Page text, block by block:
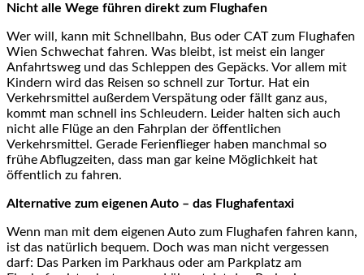
Nicht alle Wege führen direkt zum Flughafen
Wer will, kann mit Schnellbahn, Bus oder CAT zum Flughafen
Wien Schwechat fahren. Was bleibt, ist meist ein langer
Anfahrtsweg und das Schleppen des Gepäcks. Vor allem mit
Kindern wird das Reisen so schnell zur Tortur. Hat ein
Verkehrsmittel außerdem Verspätung oder fällt ganz aus,
kommt man schnell ins Schleudern. Leider halten sich auch
nicht alle Flüge an den Fahrplan der öffentlichen
Verkehrsmittel. Gerade Ferienflieger haben manchmal so
frühe Abflugzeiten, dass man gar keine Möglichkeit hat
öffentlich zu fahren.
Alternative zum eigenen Auto – das Flughafentaxi
Wenn man mit dem eigenen Auto zum Flughafen fahren kann,
ist das natürlich bequem. Doch was man nicht vergessen
darf: Das Parken im Parkhaus oder am Parkplatz am